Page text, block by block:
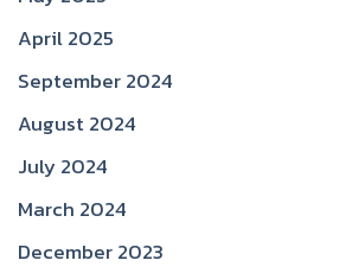
April 2025
September 2024
August 2024
July 2024
March 2024
December 2023